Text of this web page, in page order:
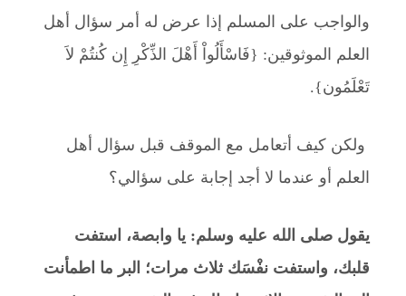
والواجب على المسلم إذا عرض له أمر سؤال أهل
العلم الموثوقين: {فَاسْأَلُواْ أَهْلَ الذِّكْرِ إِن كُنتُمْ لاَ
تَعْلَمُون}.
ولكن كيف أتعامل مع الموقف قبل سؤال أهل
العلم أو عندما لا أجد إجابة على سؤالي؟
يقول صلى الله عليه وسلم: يا وابصة، استفت
قلبك، واستفت نفْسَك ثلاث مرات؛ البر ما اطمأنت